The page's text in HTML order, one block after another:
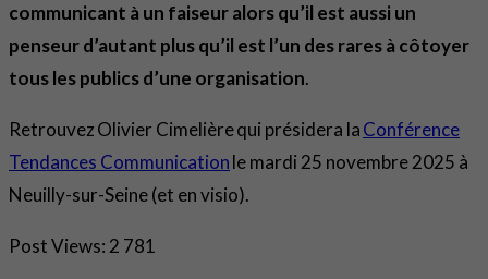
communicant à un faiseur alors qu’il est aussi un
penseur d’autant plus qu’il est l’un des rares à côtoyer
tous les publics d’une organisation.
Retrouvez Olivier Cimelière qui présidera laConférence
Tendances Communicationle mardi 25 novembre 2025 à
Neuilly-sur-Seine (et en visio).
Post Views:2 781